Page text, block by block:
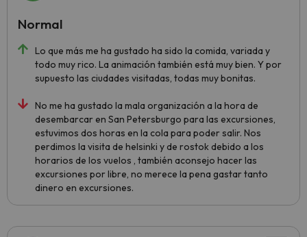
Lo que más me ha gustado ha sido la comida, variada y
todo muy rico. La animación también está muy bien. Y por
supuesto las ciudades visitadas, todas muy bonitas.
No me ha gustado la mala organización a la hora de
desembarcar en San Petersburgo para las excursiones,
estuvimos dos horas en la cola para poder salir. Nos
perdimos la visita de helsinki y de rostok debido a los
horarios de los vuelos , también aconsejo hacer las
excursiones por libre, no merece la pena gastar tanto
dinero en excursiones.
Normal